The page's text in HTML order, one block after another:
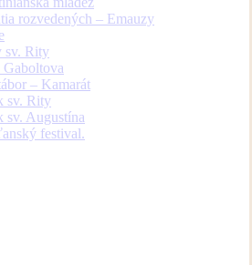
rozvedených – Emauzy
sv. Rity
– Kamarát
sv. Rity
sv. Augustína
festival.